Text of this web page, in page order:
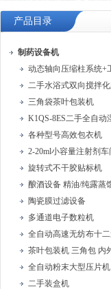
产品目录
制药设备机
动态轴向压缩柱系统+
二手水浴式双向搅拌
三角袋茶叶包装机
K1QS-8ES二手全自动
各种型号高效包衣机
2-20ml小容量注射剂车
旋转式不干胶贴标机
酿酒设备 精油/纯露蒸
陶瓷膜过滤设备
多通道电子数粒机
全自动高速无纺布十二
茶叶包装机 三角包 内
全自动粉末大型压片机
二手装盒机